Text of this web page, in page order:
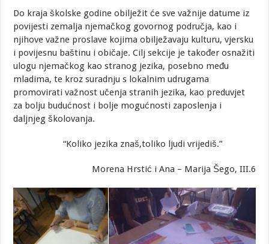
Do kraja školske godine obilježit će sve važnije datume iz
povijesti zemalja njemačkog govornog područja, kao i
njihove važne proslave kojima obilježavaju kulturu, vjersku
i povijesnu baštinu i običaje. Cilj sekcije je također osnažiti
ulogu njemačkog kao stranog jezika, posebno među
mladima, te kroz suradnju s lokalnim udrugama
promovirati važnost učenja stranih jezika, kao preduvjet
za bolju budućnost i bolje mogućnosti zaposlenja i
daljnjeg školovanja.
“Koliko jezika znaš,toliko ljudi vrijediš.”
Morena Hrstić i Ana – Marija Šego, III.6